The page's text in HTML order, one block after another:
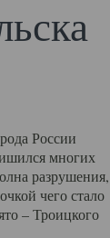
России
многих
разрушения,
чего стало
– Троицкого